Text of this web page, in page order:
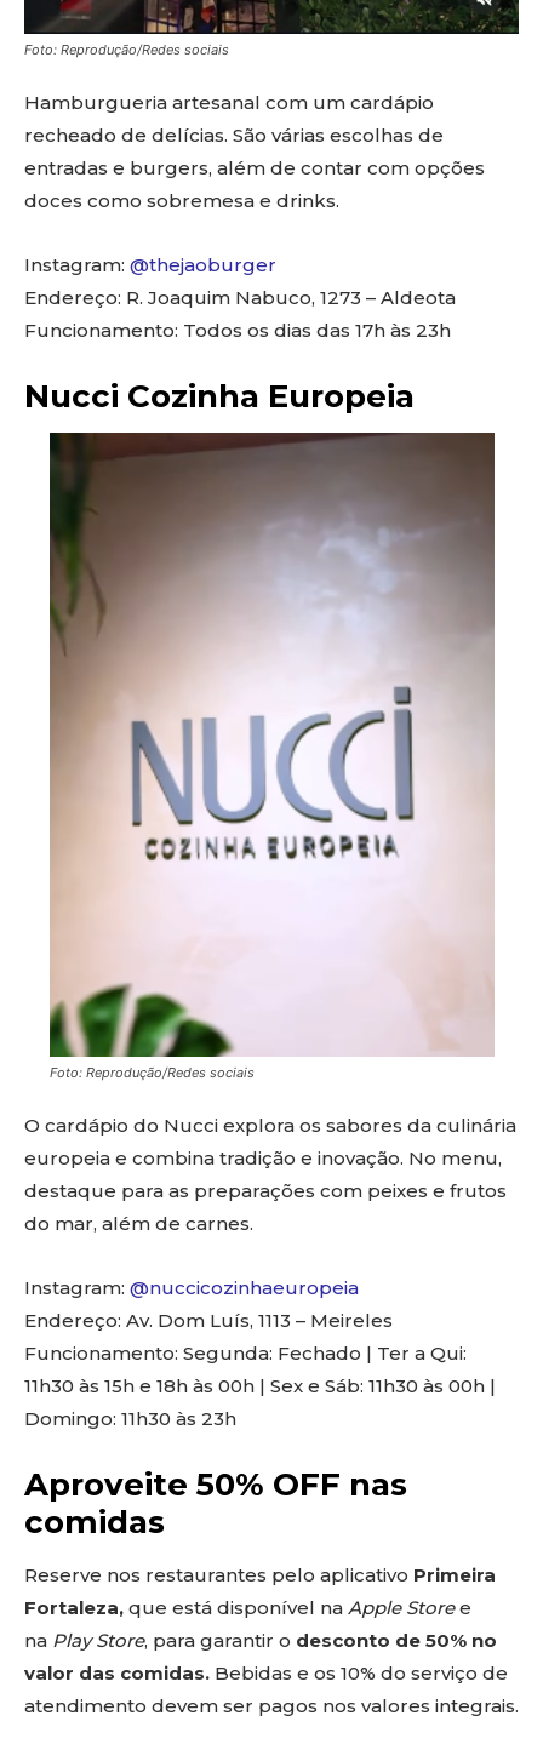
Foto: Reprodução/Redes sociais
Hamburgueria artesanal com um cardápio
recheado de delícias. São várias escolhas de
entradas e burgers, além de contar com opções
doces como sobremesa e drinks.
Instagram: @thejaoburger
Endereço: R. Joaquim Nabuco, 1273 – Aldeota
Funcionamento: Todos os dias das 17h às 23h
Nucci Cozinha Europeia
Foto: Reprodução/Redes sociais
O cardápio do Nucci explora os sabores da culinária
europeia e combina tradição e inovação. No menu,
destaque para as preparações com peixes e frutos
do mar, além de carnes.
Instagram: @nuccicozinhaeuropeia
Endereço: Av. Dom Luís, 1113 – Meireles
Funcionamento: Segunda: Fechado | Ter a Qui:
11h30 às 15h e 18h às 00h | Sex e Sáb: 11h30 às 00h |
Domingo: 11h30 às 23h
Aproveite 50% OFF nas
comidas
Reserve nos restaurantes pelo aplicativo Primeira
Fortaleza, que está disponível na Apple Storee
na Play Store, para garantir o desconto de 50% no
valor das comidas. Bebidas e os 10% do serviço de
atendimento devem ser pagos nos valores integrais.